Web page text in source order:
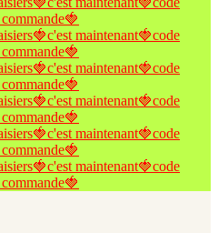
maintenant🍓code
maintenant🍓code
maintenant🍓code
maintenant🍓code
maintenant🍓code